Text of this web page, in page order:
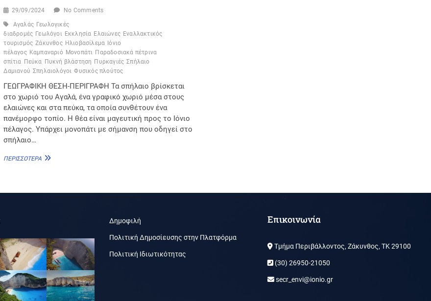
Υλοτομίες Χερσόνησος
29/09/2024 No Comments
Αγαλάς Γεωλογικές
διαδρομές Γεωλόγοι Εκκλησία Ελαιώνες Εναλλακτικός
τουρισμός Ζάκυνθος Ηλιοβασίλεμα Ιόνιο
πέλαγος Καμπαναριό Μονοπάτι Παραδοσιακά πέτρινα
σπίτια Πεύκα Πυκνή βλάστηση Πυρκαγιές Σπήλαιο
Δαμιανού Σπηλαιολόγοι Φυσικός πλούτος
ΓΕΩΓΡΑΦΙΚΗ ΘΕΣΗ-ΠΕΡΙΓΡΑΦΗ Τα σπήλαιο βρίσκεται
στο χωριό του Αγαλά, ένα γραφικό χωριό μέσα στους
ελαιώνες και στα πεύκα, τα οποία συνθέτουν ένα
πανέμορφο τοπίο. Η θέα είναι μαγευτική προς το Ιόνιο
πέλαγος. Υπάρχει μονοπάτι με σήμανση που οδηγεί στο
σπήλαιο…
ΠΕΡΙΣΣΌΤΕΡΑ ΣΠΉΛΑΙΟ
Δημοφιλή
Πολιτική Δημοσίευσης στην Πλατφόρμα
Πολιτική Ιδιωτικότητας
Επικοινωνία
Τμήμα Περιβάλλοντος, Ζάκυνθος, ΤΚ 29100
(30) 26950-21050
secr_envi@ionio.gr